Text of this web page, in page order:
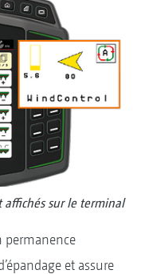
affichés sur le terminal
permanence
et assure